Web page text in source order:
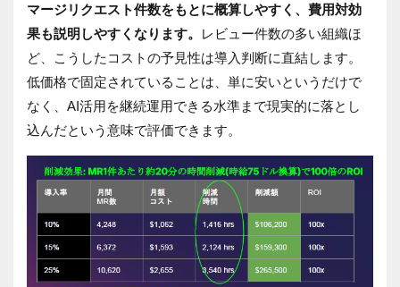
マージリクエスト件数をもとに概算しやすく、費用対効
果も説明しやすくなります。
レビュー件数の多い組織ほ
ど、こうしたコストの予見性は導入判断に直結します。
低価格で固定されていることは、単に安いというだけで
なく、AI活用を継続運用できる水準まで現実的に落とし
込んだという意味で評価できます。